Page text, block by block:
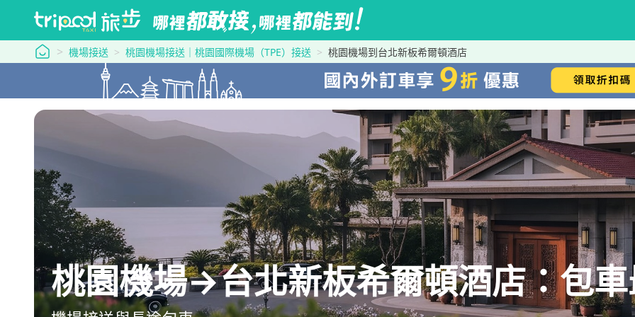
tripool 旅步
機場接送 桃園機場接送｜桃園國際機場（TPE）接送 桃園機場到台北新板希爾頓酒店
桃園機場→台北新板希爾頓酒店：包